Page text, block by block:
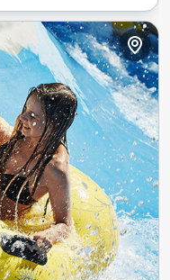
ontspannen bij
omringd door
brengt een
op Surf Hill tot
River. Meer dan
Sommerland de
en pure Deense
groene